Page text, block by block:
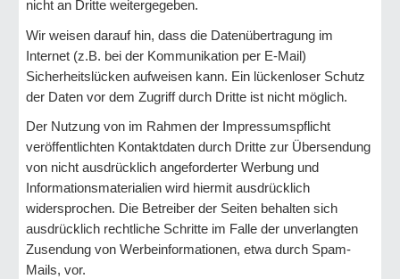
nicht an Dritte weitergegeben.
Wir weisen darauf hin, dass die Datenübertragung im
Internet (z.B. bei der Kommunikation per E-Mail)
Sicherheitslücken aufweisen kann. Ein lückenloser Schutz
der Daten vor dem Zugriff durch Dritte ist nicht möglich.
Der Nutzung von im Rahmen der Impressumspflicht
veröffentlichten Kontaktdaten durch Dritte zur Übersendung
von nicht ausdrücklich angeforderter Werbung und
Informationsmaterialien wird hiermit ausdrücklich
widersprochen. Die Betreiber der Seiten behalten sich
ausdrücklich rechtliche Schritte im Falle der unverlangten
Zusendung von Werbeinformationen, etwa durch Spam-
Mails, vor.